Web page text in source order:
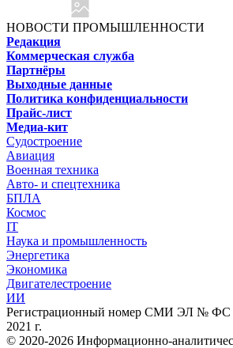
НОВОСТИ ПРОМЫШЛЕННОСТИ
Редакция
Коммерческая служба
Партнёры
Выходные данные
Политика конфиденциальности
Прайс-лист
Медиа-кит
Судостроение
Авиация
Военная техника
Авто- и спецтехника
БПЛА
Космос
IT
Наука и промышленность
Энергетика
Экономика
Двигателестроение
ИИ
Регистрационный номер СМИ ЭЛ № ФС 77
2021 г.
© 2020-2026 Информационно-